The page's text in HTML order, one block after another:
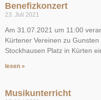
Benefizkonzert
23. Juli 2021
Am 31.07.2021 um 11:00
Kürtener Vereinen zu
Stockhausen Platz in Kürten
lesen »
Musikunterricht